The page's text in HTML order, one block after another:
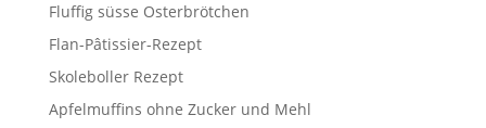
Fluffig süsse Osterbrötchen
Flan-Pâtissier-Rezept
Skoleboller Rezept
Apfelmuffins ohne Zucker und Mehl